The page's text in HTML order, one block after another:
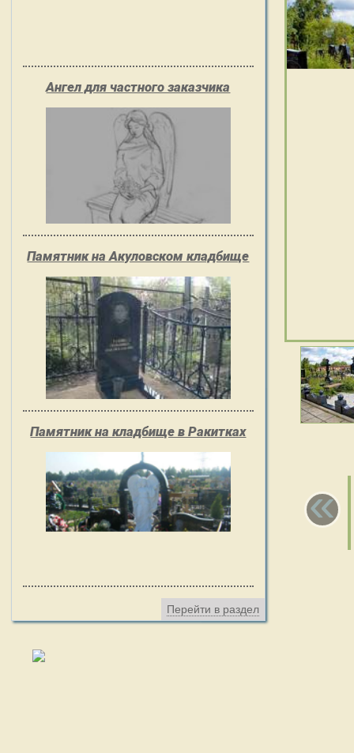
Ангел для частного заказчика
Памятник на Акуловском кладбище
Памятник на кладбище в Ракитках
Перейти в раздел
«